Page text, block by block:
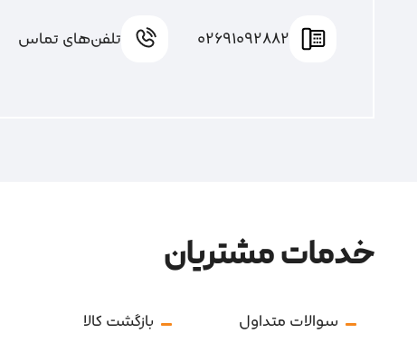
02691092882 تلفن‌های تماس
خدمات مشتریان
سوالات متداول بازگشت کالا